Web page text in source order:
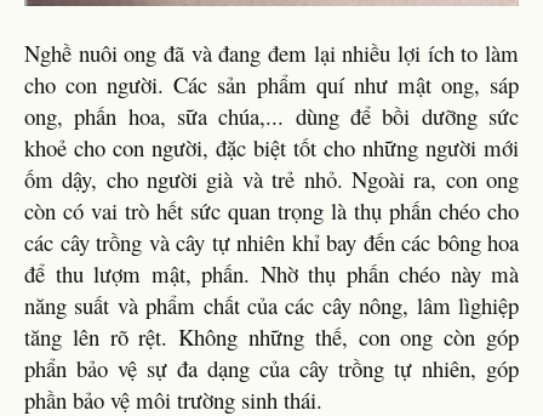
Nghề nuôi ong đã và đang đem lại nhiều lợi ích to làm
cho con người. Các sản phẩm quí như mật ong, sáp
ong, phấn hoa, sữa chúa,... dùng để bồi dưỡng sức
khoẻ cho con người, đặc biệt tốt cho những người mới
ốm dậy, cho người già và trẻ nhỏ. Ngoài ra, con ong
còn có vai trò hết sức quan trọng là thụ phấn chéo cho
các cây trồng và cây tự nhiên khỉ bay đến các bông hoa
để thu lượm mật, phấn. Nhờ thụ phấn chéo này mà
năng suất và phẩm chất của các cây nông, lâm lìghiệp
tăng lên rõ rệt. Không những thế, con ong còn góp
phẩn bảo vệ sự đa dạng của cây trồng tự nhiên, góp
phần bảo vệ môi trường sinh thái.